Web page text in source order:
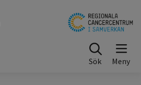
Sök